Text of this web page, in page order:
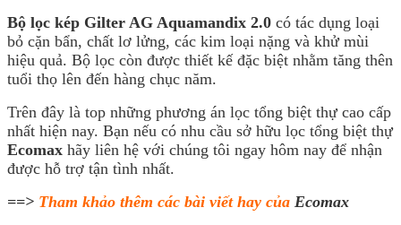
Bộ lọc kép Gilter AG Aquamandix 2.0 có tác dụng loại
bỏ cặn bẩn, chất lơ lửng, các kim loại nặng và khử mùi
hiệu quả. Bộ lọc còn được thiết kế đặc biệt nhằm tăng thên
tuổi thọ lên đến hàng chục năm.
Trên đây là top những phương án lọc tổng biệt thự cao cấp
nhất hiện nay. Bạn nếu có nhu cầu sở hữu lọc tổng biệt thự
Ecomax hãy liên hệ với chúng tôi ngay hôm nay để nhận
được hỗ trợ tận tình nhất.
==> Tham khảo thêm các bài viết hay của Ecomax